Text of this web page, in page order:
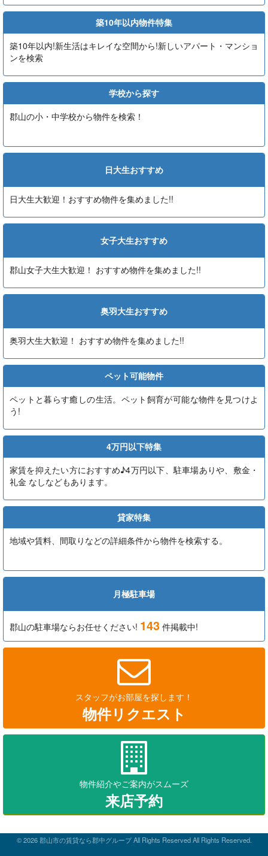
築10年以内物件特集
築10年以内!新生活はキレイな空間から!新しいアパート・マンショ
ンを検索
学校から探す
郡山の小・中学校から物件を検索！
日大生おすすめ
日大生大歓迎！おすすめ物件を集めました!!
女子大生おすすめ
郡山女子大生大歓迎！ おすすめ物件を集めました!!
奥羽大生おすすめ
奥羽大生大歓迎！ おすすめ物件を集めました!!
ペット可能物件
ペットと暮らす癒しの生活。ペット飼育が可能な物件を見つけよ
う!
4万円以下特集
家賃を抑えたい方におすすめ♪4万円以下、駐車場ありや、敷金・
礼金 なしなどもあります。
貸家特集
地域や賃料、間取りなどの詳細条件から物件を検索する。
月極駐車場
郡山の駐車場ならお任せください! 143 件掲載中!
スタッフがお部屋を探します！
物件リクエスト
物件紹介やご案内がスムーズ
来店予約
© 2026郡山市の賃貸なら郡中グループAll Rights Reserved All Rights Reserved.